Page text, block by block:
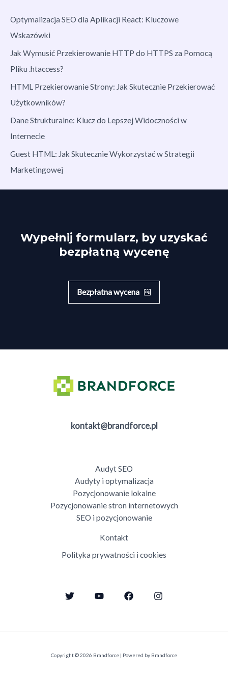
Optymalizacja SEO dla Aplikacji React: Kluczowe
Wskazówki
Jak Wymusić Przekierowanie HTTP do HTTPS za Pomocą
Pliku .htaccess?
HTML Przekierowanie Strony: Jak Skutecznie Przekierować
Użytkowników?
Dane Strukturalne: Klucz do Lepszej Widoczności w
Internecie
Guest HTML: Jak Skutecznie Wykorzystać w Strategii
Marketingowej
Wypełnij formularz, by uzyskać
bezpłatną wycenę
Bezpłatna wycena
kontakt@brandforce.pl
Audyt SEO
Audyty i optymalizacja
Pozycjonowanie lokalne
Pozycjonowanie stron internetowych
SEO i pozycjonowanie
Kontakt
Polityka prywatności i cookies
Copyright © 2026 Brandforce | Powered by Brandforce